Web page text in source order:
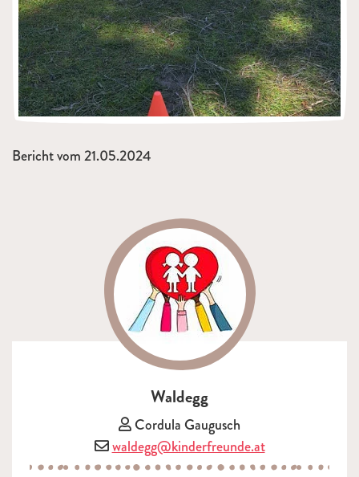
Bericht vom 21.05.2024
Waldegg
Vorsitzende/r:
Cordula Gaugusch
E-Mail:
waldegg@kinderfreunde.at